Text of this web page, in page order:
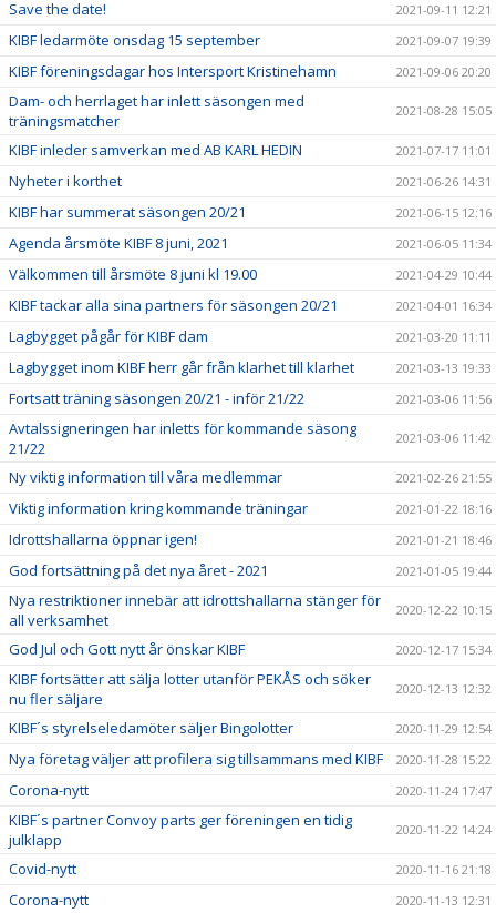
Save the date! 2021-09-11 12:21
KIBF ledarmöte onsdag 15 september 2021-09-07 19:39
KIBF föreningsdagar hos Intersport Kristinehamn 2021-09-06 20:20
Dam- och herrlaget har inlett säsongen med
träningsmatcher
2021-08-28 15:05
KIBF inleder samverkan med AB KARL HEDIN 2021-07-17 11:01
Nyheter i korthet 2021-06-26 14:31
KIBF har summerat säsongen 20/21 2021-06-15 12:16
Agenda årsmöte KIBF 8 juni, 2021 2021-06-05 11:34
Välkommen till årsmöte 8 juni kl 19.00 2021-04-29 10:44
KIBF tackar alla sina partners för säsongen 20/21 2021-04-01 16:34
Lagbygget pågår för KIBF dam 2021-03-20 11:11
Lagbygget inom KIBF herr går från klarhet till klarhet 2021-03-13 19:33
Fortsatt träning säsongen 20/21 - inför 21/22 2021-03-06 11:56
Avtalssigneringen har inletts för kommande säsong
21/22
2021-03-06 11:42
Ny viktig information till våra medlemmar 2021-02-26 21:55
Viktig information kring kommande träningar 2021-01-22 18:16
Idrottshallarna öppnar igen! 2021-01-21 18:46
God fortsättning på det nya året - 2021 2021-01-05 19:44
Nya restriktioner innebär att idrottshallarna stänger för
all verksamhet
2020-12-22 10:15
God Jul och Gott nytt år önskar KIBF 2020-12-17 15:34
KIBF fortsätter att sälja lotter utanför PEKÅS och söker
nu fler säljare
2020-12-13 12:32
KIBF´s styrelseledamöter säljer Bingolotter 2020-11-29 12:54
Nya företag väljer att profilera sig tillsammans med KIBF 2020-11-28 15:22
Corona-nytt 2020-11-24 17:47
KIBF´s partner Convoy parts ger föreningen en tidig
julklapp
2020-11-22 14:24
Covid-nytt 2020-11-16 21:18
Corona-nytt 2020-11-13 12:31